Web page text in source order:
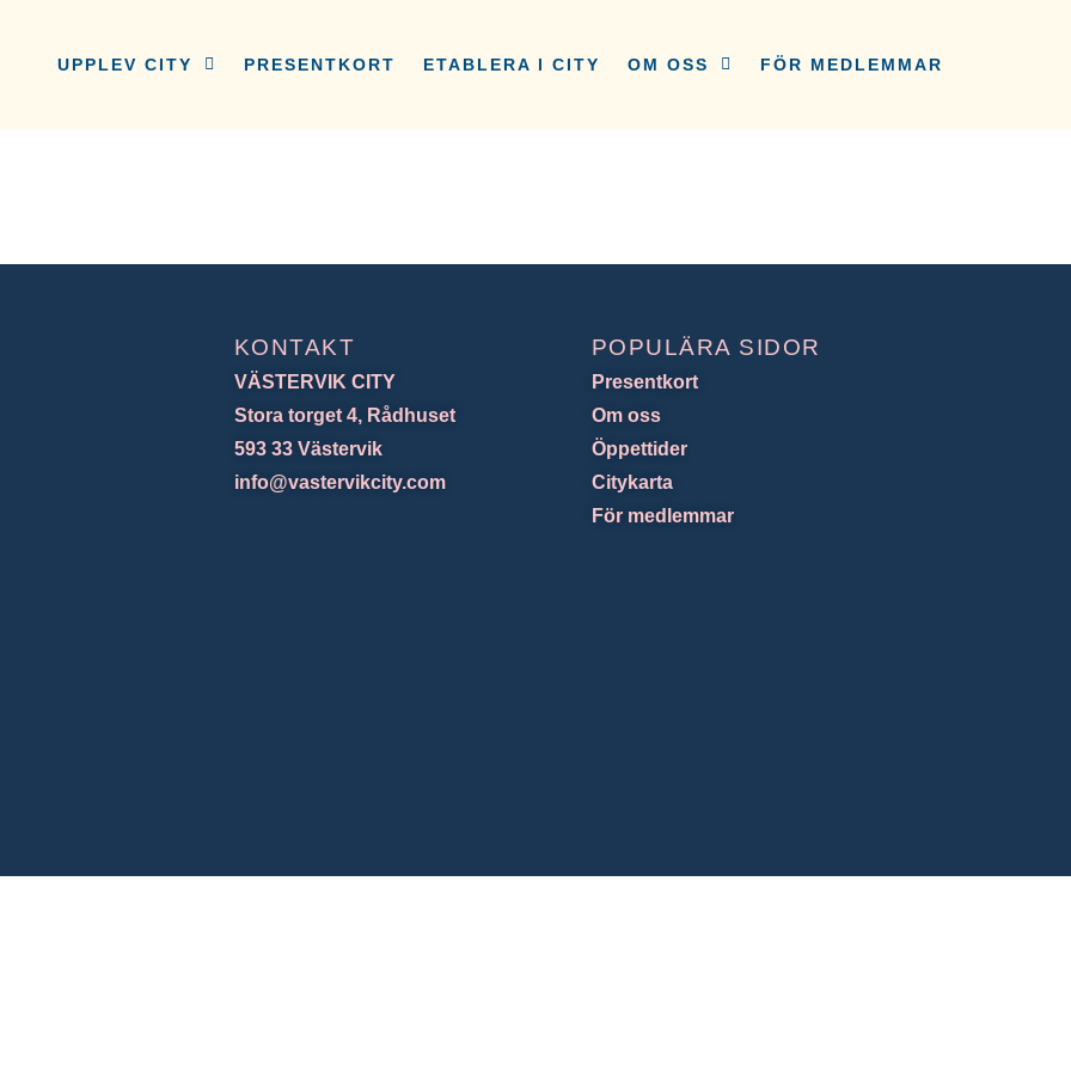
UPPLEV CITY PRESENTKORT ETABLERA I CITY OM OSS FÖR MEDLEMMAR
KONTAKT
VÄSTERVIK CITY
Stora torget 4, Rådhuset
593 33 Västervik
info@vastervikcity.com
POPULÄRA SIDOR
Presentkort
Om oss
Öppettider
Citykarta
För medlemmar